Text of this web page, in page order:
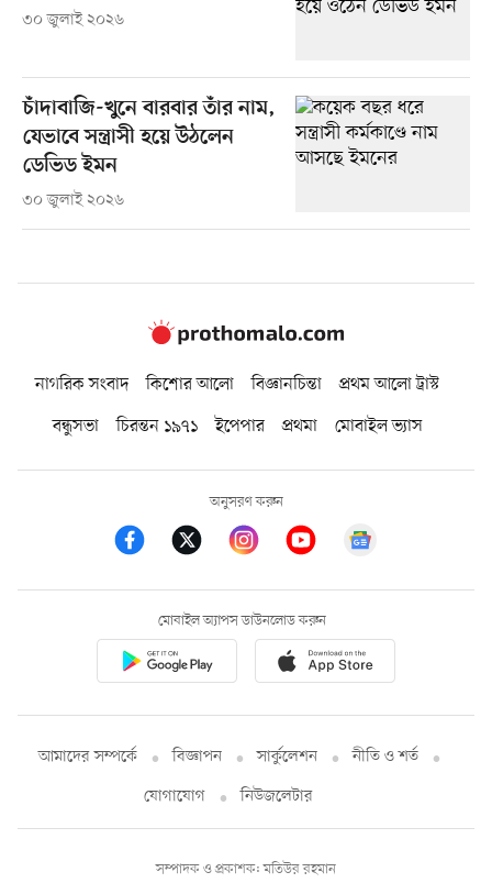
৩০ জুলাই ২০২৬
চাঁদাবাজি-খুনে বারবার তাঁর নাম,
যেভাবে সন্ত্রাসী হয়ে উঠলেন
ডেভিড ইমন
৩০ জুলাই ২০২৬
নাগরিক সংবাদ কিশোর আলো বিজ্ঞানচিন্তা
প্রথম আলো ট্রাস্ট
বন্ধুসভা
চিরন্তন ১৯৭১ ইপেপার প্রথমা মোবাইল ভ্যাস
অনুসরণ করুন
মোবাইল অ্যাপস ডাউনলোড করুন
আমাদের সম্পর্কে বিজ্ঞাপন সার্কুলেশন
নীতি ও শর্ত
যোগাযোগ
নিউজলেটার
সম্পাদক ও প্রকাশক: মতিউর রহমান